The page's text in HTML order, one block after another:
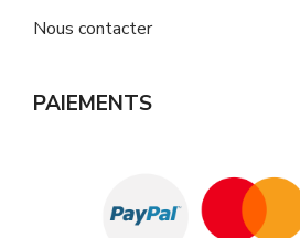
Nous contacter
PAIEMENTS